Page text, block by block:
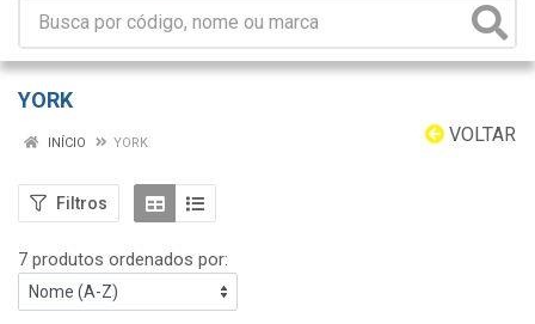
YORK
VOLTAR
INÍCIO YORK
Filtros
7 produtos ordenados por: